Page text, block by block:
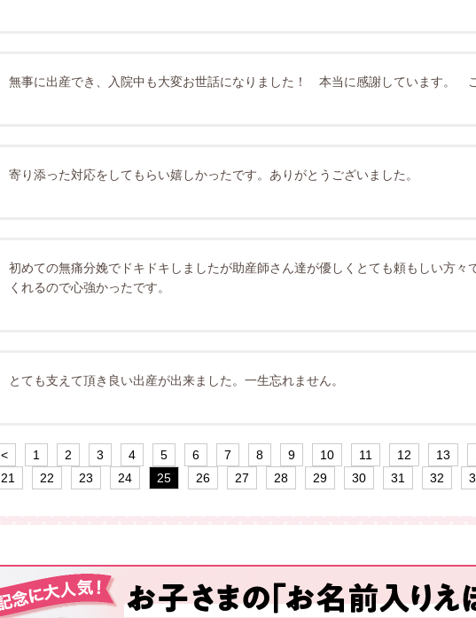
無事に出産でき、入院中も大変お世話になりました！ 本当に感謝しています。
寄り添った対応をしてもらい嬉しかったです。ありがとうございました。
初めての無痛分娩でドキドキしましたが助産師さん達が優しくとても頼もしい方々
くれるので心強かったです。
とても支えて頂き良い出産が出来ました。一生忘れません。
< 1 2 3 4 5 6 7 8 9 10 11 12 13
21
22 23 24 25 26 27 28 29 30 31 32